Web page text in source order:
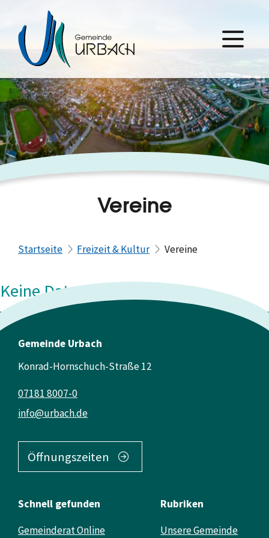
Vereine
Startseite Freizeit & Kultur Vereine
Keine Daten vorhanden
Gemeinde Urbach
Konrad-Hornschuch-Straße 12
info@urbach.de
07181 8007-0
Öffnungszeiten
Schnell gefunden
Gemeinderat Online
Rubriken
Unsere Gemeinde